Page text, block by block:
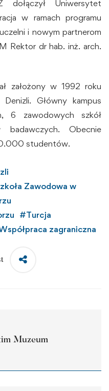
dołączył Uniwersytet
w ramach programu
i nowym partnerom
Rektor dr hab. inż. arch.
założony w 1992 roku
Główny kampus
6 zawodowych szkół
Obecnie
studentów.
Zawodowa w
#Turcja
zagraniczna
Muzeum